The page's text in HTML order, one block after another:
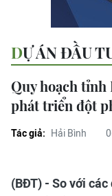
DỰ ÁN ĐẦU
Quy hoạch tỉnh
phát triển đột
Tác giả: Hải Bình
(BĐT) - So với